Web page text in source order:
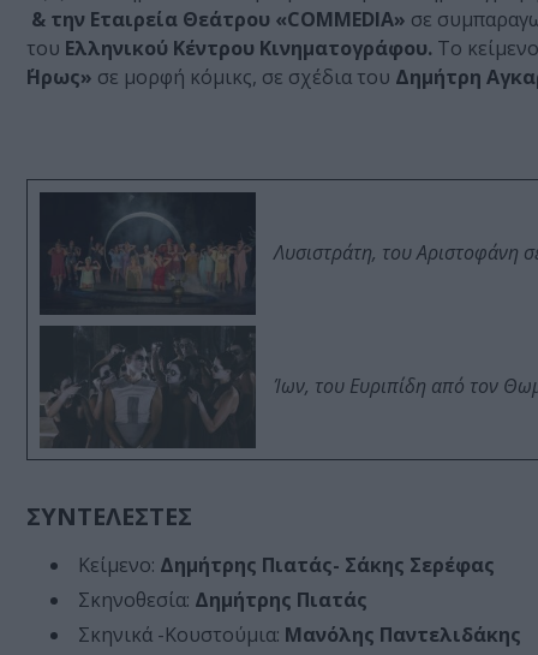
& την Εταιρεία Θεάτρου «COMMEDIA» σε
του Ελληνικού Κέντρου Κινηματογράφου. Το
΄Ηρως» σε μορφή κόμικς, σε σχέδια του Δημήτρη
Λυσιστράτη, του Αριστοφάνη
Ίων, του Ευριπίδη από τον
ΣΥΝΤΕΛΕΣΤΕΣ
Κείμενο: Δημήτρης Πιατάς- Σάκης Σερέφας
Σκηνοθεσία: Δημήτρης Πιατάς
Σκηνικά -Κουστούμια: Μανόλης Παντελιδάκης